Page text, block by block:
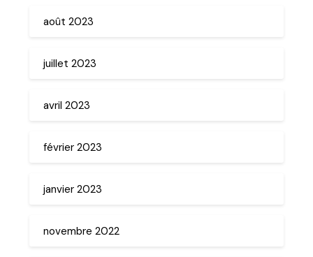
août 2023
juillet 2023
avril 2023
février 2023
janvier 2023
novembre 2022